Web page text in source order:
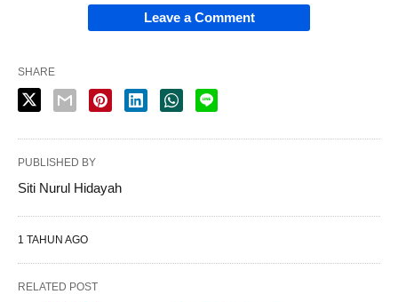
Leave a Comment
SHARE
PUBLISHED BY
Siti Nurul Hidayah
1 TAHUN AGO
RELATED POST